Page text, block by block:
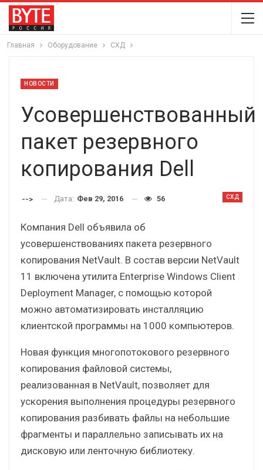
Главная Оборудование СХД
НОВОСТИ
Усовершенствованный
пакет резервного
копирования Dell
СХД
--> Дата: Фев 29, 2016 56
Компания Dell объявила об
усовершенствованиях пакета резервного
копирования NetVault. В состав версии NetVault
11 включена утилита Enterprise Windows Client
Deployment Manager, с помощью которой
можно автоматизировать инсталляцию
клиентской программы на 1000 компьютеров.
Новая функция многопотокового резервного
копирования файловой системы,
реализованная в NetVault, позволяет для
ускорения выполнения процедуры резервного
копирования разбивать файлы на небольшие
фрагменты и параллельно записывать их на
дисковую или ленточную библиотеку.